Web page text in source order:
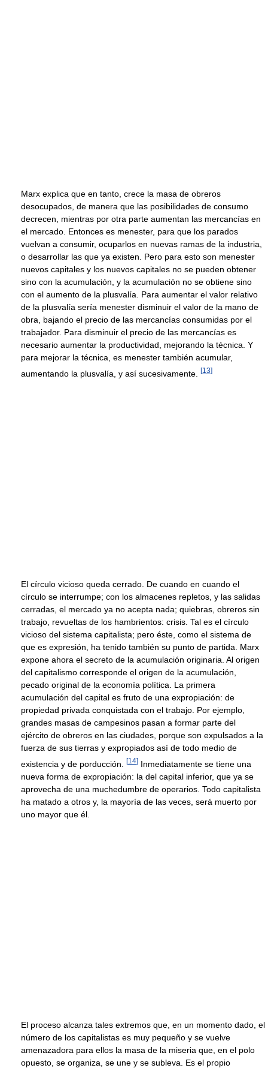
Marx explica que en tanto, crece la masa de obreros
desocupados, de manera que las posibilidades de consumo
decrecen, mientras por otra parte aumentan las mercancías en
el mercado. Entonces es menester, para que los parados
vuelvan a consumir, ocuparlos en nuevas ramas de la industria,
o desarrollar las que ya existen. Pero para esto son menester
nuevos capitales y los nuevos capitales no se pueden obtener
sino con la acumulación, y la acumulación no se obtiene sino
con el aumento de la plusvalía. Para aumentar el valor relativo
de la plusvalía sería menester disminuir el valor de la mano de
obra, bajando el precio de las mercancías consumidas por el
trabajador. Para disminuir el precio de las mercancías es
necesario aumentar la productividad, mejorando la técnica. Y
para mejorar la técnica, es menester también acumular,
aumentando la plusvalía, y así sucesivamente.
[13]
El círculo vicioso queda cerrado. De cuando en cuando el
círculo se interrumpe; con los almacenes repletos, y las salidas
cerradas, el mercado ya no acepta nada; quiebras, obreros sin
trabajo, revueltas de los hambrientos: crisis. Tal es el círculo
vicioso del sistema capitalista; pero éste, como el sistema de
que es expresión, ha tenido también su punto de partida. Marx
expone ahora el secreto de la acumulación originaria. Al origen
del capitalismo corresponde el origen de la acumulación,
pecado original de la economía política. La primera
acumulación del capital es fruto de una expropiación: de
propiedad privada conquistada con el trabajo. Por ejemplo,
grandes masas de campesinos pasan a formar parte del
ejército de obreros en las ciudades, porque son expulsados a la
fuerza de sus tierras y expropiados así de todo medio de
existencia y de porducción.
[14] Inmediatamente se tiene una
nueva forma de expropiación: la del capital inferior, que ya se
aprovecha de una muchedumbre de operarios. Todo capitalista
ha matado a otros y, la mayoría de las veces, será muerto por
uno mayor que él.
El proceso alcanza tales extremos que, en un momento dado, el
número de los capitalistas es muy pequeño y se vuelve
amenazadora para ellos la masa de la miseria que, en el polo
opuesto, se organiza, se une y se subleva. Es el propio